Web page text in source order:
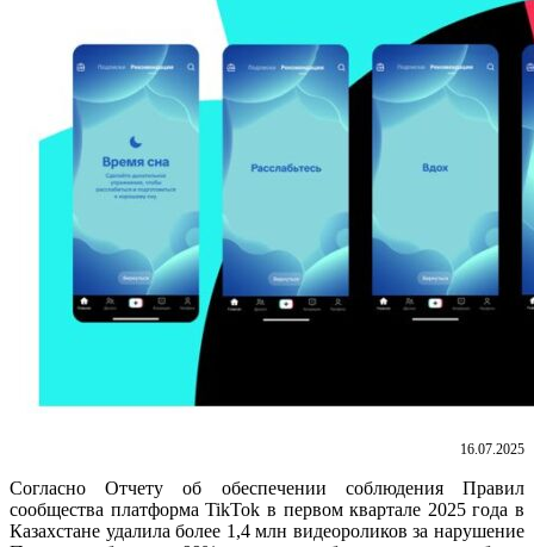
16.07.2025
Согласно Отчету об обеспечении соблюдения Правил
сообщества платформаTikTok в первом квартале 2025 года в
Казахстане удалила более 1,4 млн видеороликов за нарушение